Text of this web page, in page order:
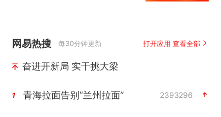
网易热搜 每30分钟更新 打开应用 查看全部
奋进开新局 实干挑大梁
1 青海拉面告别“兰州拉面” 2393296